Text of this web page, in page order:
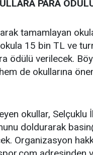
PARA
tamamlayan
15 bin TL ve
ödülü verilecek.
de okullarına
okullar,
doldurarak
Organizasyon